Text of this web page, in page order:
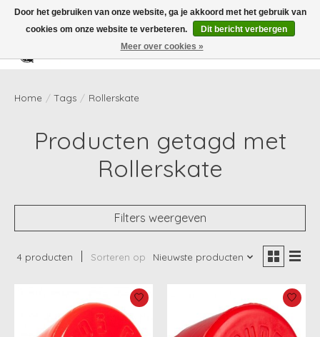
Verlanglijst
Home / Tags / Rollerskate
Producten getagd met
Rollerskate
Filters weergeven
4 producten Sorteren op Nieuwste producten
Door het gebruiken van onze website, ga je akkoord met het gebruik van
cookies om onze website te verbeteren.
Dit bericht verbergen
Meer over cookies »